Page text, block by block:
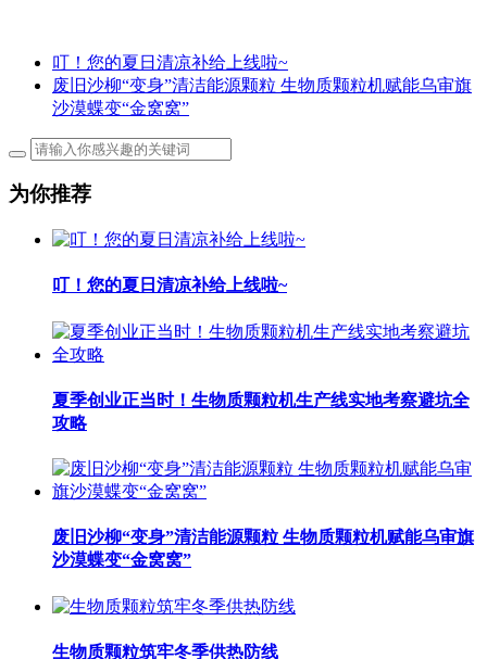
叮！您的夏日清凉补给上线啦~
废旧沙柳“变身”清洁能源颗粒 生物质颗粒机赋能乌审旗
沙漠蝶变“金窝窝”
为你推荐
叮！您的夏日清凉补给上线啦~
夏季创业正当时！生物质颗粒机生产线实地考察避坑全
攻略
废旧沙柳“变身”清洁能源颗粒 生物质颗粒机赋能乌审旗
沙漠蝶变“金窝窝”
生物质颗粒筑牢冬季供热防线